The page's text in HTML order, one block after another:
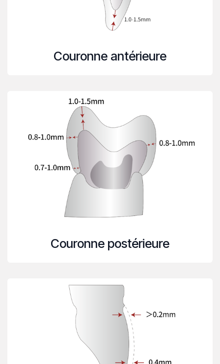
Couronne antérieure
Couronne postérieure